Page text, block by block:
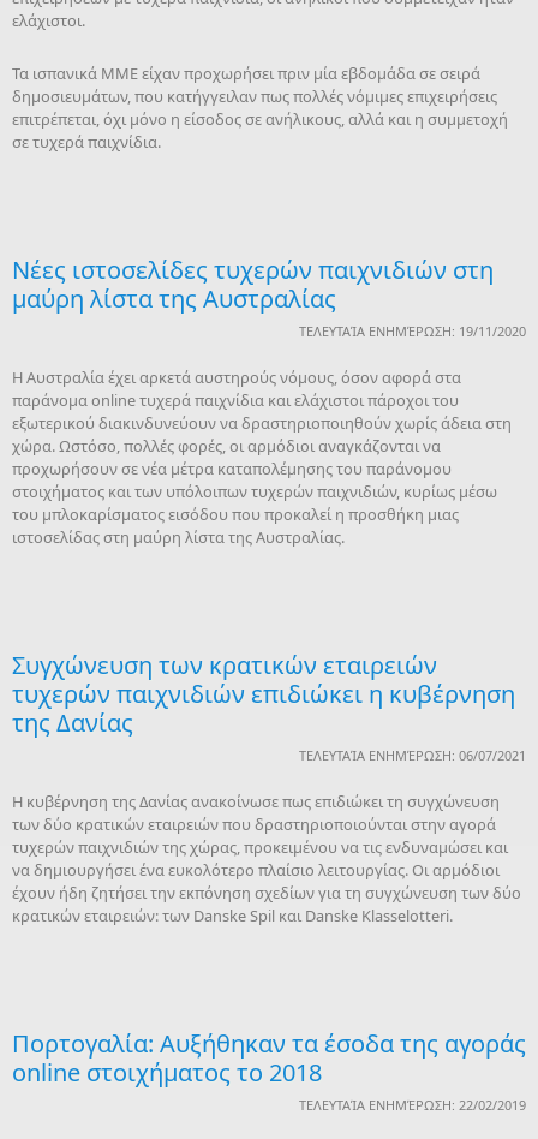
ελάχιστοι.
Τα ισπανικά ΜΜΕ είχαν προχωρήσει πριν μία εβδομάδα σε σειρά
δημοσιευμάτων, που κατήγγειλαν πως πολλές νόμιμες επιχειρήσεις
επιτρέπεται, όχι μόνο η είσοδος σε ανήλικους, αλλά και η συμμετοχή
σε τυχερά παιχνίδια.
Νέες ιστοσελίδες τυχερών παιχνιδιών στη
μαύρη λίστα της Αυστραλίας
ΤΕΛΕΥΤΑΊΑ ΕΝΗΜΈΡΩΣΗ: 19/11/2020
Η Αυστραλία έχει αρκετά αυστηρούς νόμους, όσον αφορά στα
παράνομα online τυχερά παιχνίδια και ελάχιστοι πάροχοι του
εξωτερικού διακινδυνεύουν να δραστηριοποιηθούν χωρίς άδεια στη
χώρα. Ωστόσο, πολλές φορές, οι αρμόδιοι αναγκάζονται να
προχωρήσουν σε νέα μέτρα καταπολέμησης του παράνομου
στοιχήματος και των υπόλοιπων τυχερών παιχνιδιών, κυρίως μέσω
του μπλοκαρίσματος εισόδου που προκαλεί η προσθήκη μιας
ιστοσελίδας στη μαύρη λίστα της Αυστραλίας.
Συγχώνευση των κρατικών εταιρειών
τυχερών παιχνιδιών επιδιώκει η κυβέρνηση
της Δανίας
ΤΕΛΕΥΤΑΊΑ ΕΝΗΜΈΡΩΣΗ: 06/07/2021
Η κυβέρνηση της Δανίας ανακοίνωσε πως επιδιώκει τη συγχώνευση
των δύο κρατικών εταιρειών που δραστηριοποιούνται στην αγορά
τυχερών παιχνιδιών της χώρας, προκειμένου να τις ενδυναμώσει και
να δημιουργήσει ένα ευκολότερο πλαίσιο λειτουργίας. Οι αρμόδιοι
έχουν ήδη ζητήσει την εκπόνηση σχεδίων για τη συγχώνευση των δύο
κρατικών εταιρειών: των Danske Spil και Danske Klasselotteri.
Πορτογαλία: Αυξήθηκαν τα έσοδα της αγοράς
online στοιχήματος το 2018
ΤΕΛΕΥΤΑΊΑ ΕΝΗΜΈΡΩΣΗ: 22/02/2019